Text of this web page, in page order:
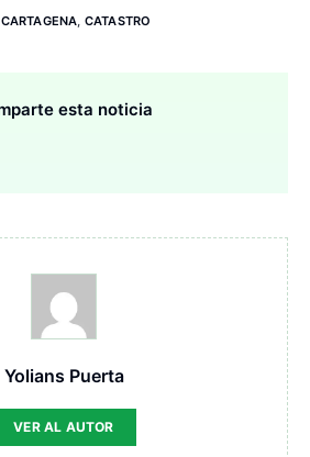
CARTAGENA, CATASTRO
esta noticia
Yolians Puerta
VER AL AUTOR